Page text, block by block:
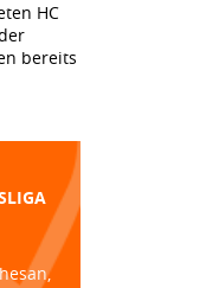
HC
bereits